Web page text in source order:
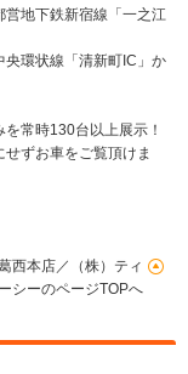
営地下鉄新宿線「一之江
央環状線「清新町IC」か
常時130台以上展示！
ずお車をご覧頂けま
西本店／（株）ティ
シーのページTOPへ